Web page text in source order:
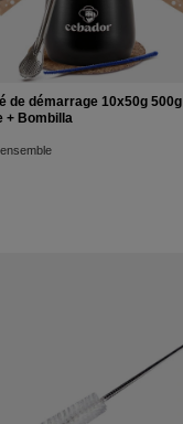
de démarrage 10x50g 500g
+ Bombilla
ensemble